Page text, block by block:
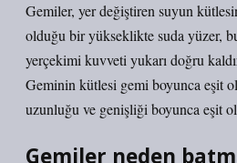
Gemiler, yer değiştiren suyun
olduğu bir yükseklikte suda yüzer,
yerçekimi kuvveti yukarı doğru
Geminin kütlesi gemi boyunca eşit
uzunluğu ve genişliği boyunca eşit
Gemiler neden